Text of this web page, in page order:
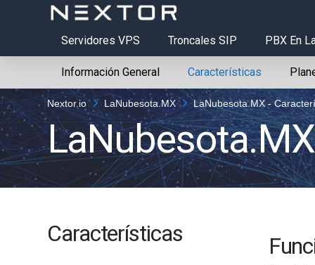
Servidores VPS Troncales SIP PBX En
Información General Características
Nextor.io LaNubesota.MX LaNubesota.MX -
Características